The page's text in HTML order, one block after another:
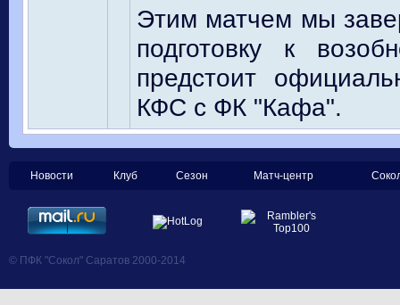
Этим матчем мы
подготовку к
предстоит
КФС с ФК "Кафа".
Новости Клуб Сезон Матч-центр
© ПФК "Сокол" Саратов 2000-2014